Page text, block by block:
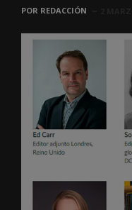
POR REDACCIÓN